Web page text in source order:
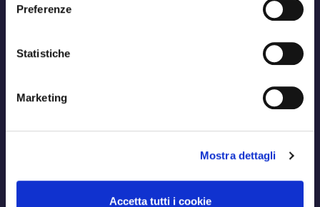
Preferenze
Statistiche
Marketing
Mostra dettagli
Accetta tutti i cookie